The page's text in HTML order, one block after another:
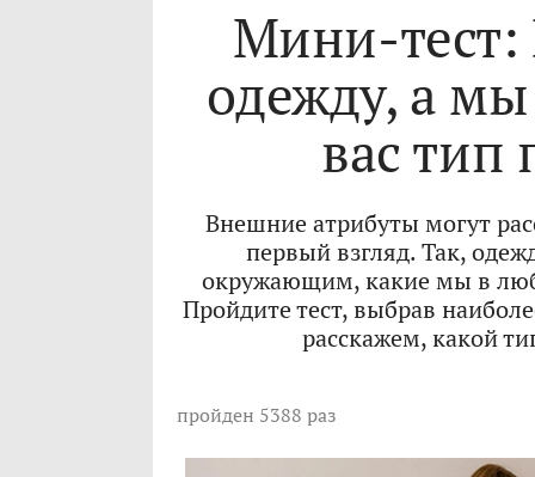
Мини-
одежду, а
вас тип
Внешние атрибуты могут
первый взгляд. Так,
окружающим, какие мы в
Пройдите тест, выбрав
расскажем, какой
пройден 5388 раз